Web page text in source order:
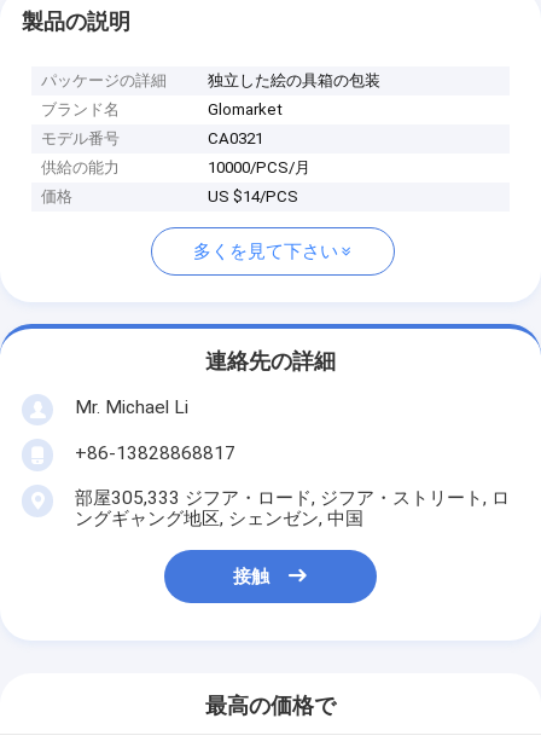
製品の説明
パッケージの詳細
独立した絵の具箱の包装
ブランド名
Glomarket
モデル番号
CA0321
供給の能力
10000/PCS/月
価格
US $14/PCS
多くを見て下さい
連絡先の詳細
Mr. Michael Li
+86-13828868817
部屋305,333 ジフア・ロード, ジフア・ストリート, ロ
ングギャング地区, シェンゼン, 中国
接触
最高の価格で